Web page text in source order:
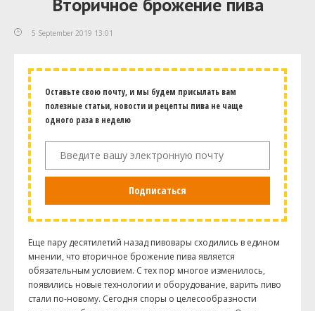
5 September 2019 13:01
Оставьте свою почту, и мы будем присылать вам
полезные статьи, новости и рецепты пива не чаще
одного раза в неделю
Подписаться
Еще пару десятилетий назад пивовары сходились в едином
мнении, что вторичное брожение пива является
обязательным условием. С тех пор многое изменилось,
появились новые технологии и оборудование, варить пиво
стали по-новому. Сегодня споры о целесообразности